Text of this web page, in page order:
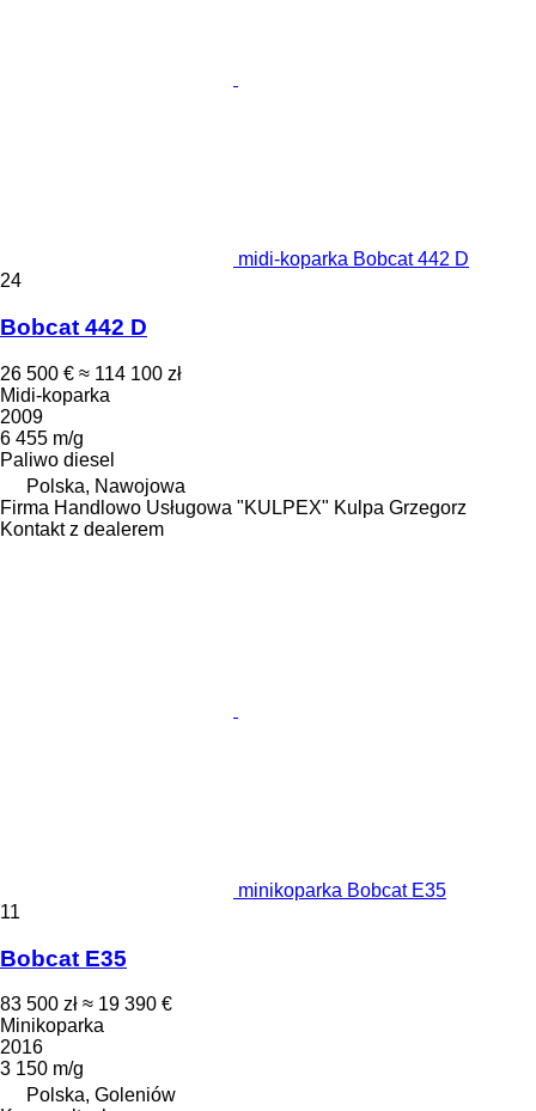
midi-koparka Bobcat 442 D
24
Bobcat 442 D
26 500 € ≈ 114 100 zł
Midi-koparka
2009
6 455 m/g
Paliwo diesel
Polska, Nawojowa
Firma Handlowo Usługowa "KULPEX" Kulpa Grzegorz
Kontakt z dealerem
minikoparka Bobcat E35
11
Bobcat E35
83 500 zł ≈ 19 390 €
Minikoparka
2016
3 150 m/g
Polska, Goleniów